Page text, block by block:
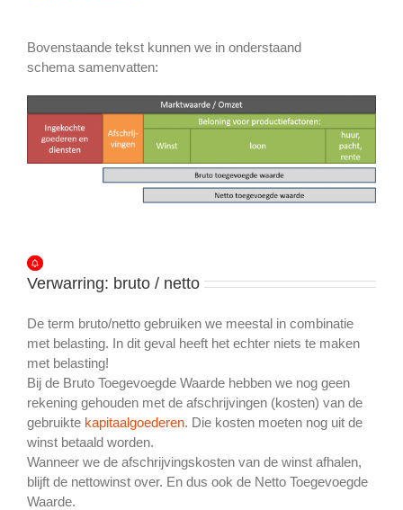
Bovenstaande tekst kunnen we in onderstaand
schema samenvatten:
Verwarring: bruto / netto
De term bruto/netto gebruiken we meestal in combinatie
met belasting. In dit geval heeft het echter niets te maken
met belasting!
Bij de Bruto Toegevoegde Waarde hebben we nog geen
rekening gehouden met de afschrijvingen (kosten) van de
gebruikte kapitaalgoederen. Die kosten moeten nog uit de
winst betaald worden.
Wanneer we de afschrijvingskosten van de winst afhalen,
blijft de nettowinst over. En dus ook de Netto Toegevoegde
Waarde.